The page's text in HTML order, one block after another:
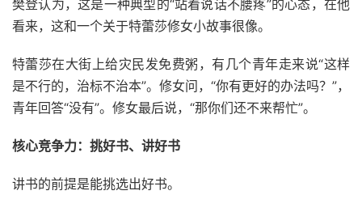
樊登认为，这是一种典型的“站着说话不腰疼”的心态，在他
看来，这和一个关于特蕾莎修女小故事很像。
特蕾莎在大街上给灾民发免费粥，有几个青年走来说“这样
是不行的，治标不治本”。修女问，“你有更好的办法吗？”，
青年回答“没有”。修女最后说，“那你们还不来帮忙”。
核心竞争力：挑好书、讲好书
讲书的前提是能挑选出好书。